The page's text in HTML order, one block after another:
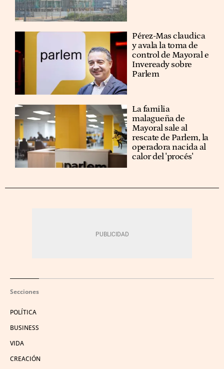
Pérez-Mas claudica
y avala la toma de
control de Mayoral e
Inveready sobre
Parlem
La familia
malagueña de
Mayoral sale al
rescate de Parlem, la
operadora nacida al
calor del 'procés'
Secciones
POLÍTICA
BUSINESS
VIDA
CREACIÓN